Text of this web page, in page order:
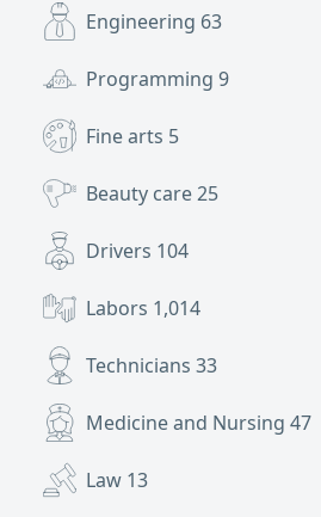
Engineering 63
Programming 9
Fine arts 5
Beauty care25
Drivers 104
Labors 1,014
Technicians 33
Medicine and Nursing 47
Law 13